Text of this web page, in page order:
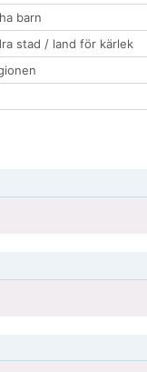
barn
stad / land för kärlek